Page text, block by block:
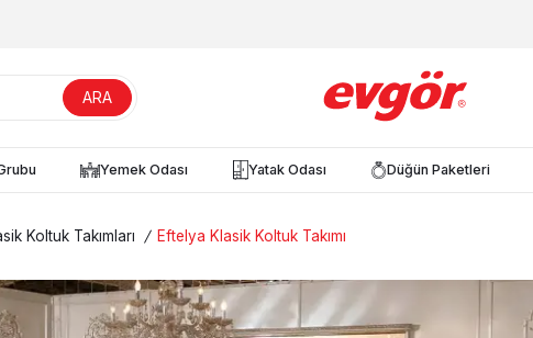
ARA
Yemek Odası Yatak Odası Düğün Paketleri
Koltuk Takımları / Eftelya Klasik Koltuk Takımı